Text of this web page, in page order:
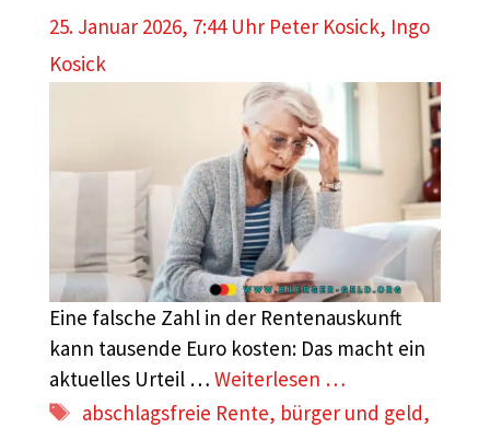
25. Januar 2026, 7:44 Uhr Peter Kosick, Ingo
Kosick
Eine falsche Zahl in der Rentenauskunft
kann tausende Euro kosten: Das macht ein
aktuelles Urteil … Weiterlesen …
Schlagwörter
abschlagsfreie Rente, bürger und geld,